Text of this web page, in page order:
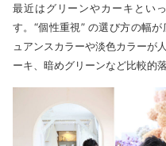
最近はグリーンやカーキとい
す。“個性重視” の選び方の幅
ュアンスカラーや淡色カラーが
ーキ、暗めグリーンなど比較的